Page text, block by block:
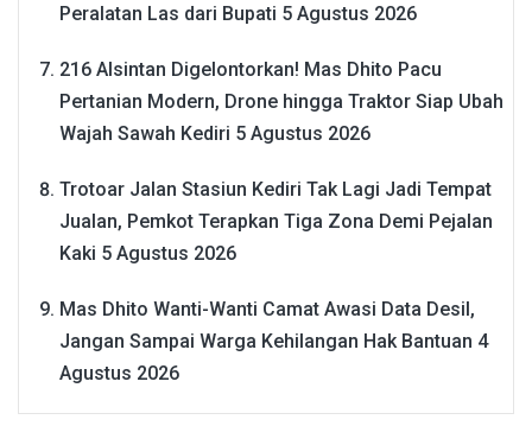
Peralatan Las dari Bupati 5 Agustus 2026
216 Alsintan Digelontorkan! Mas Dhito Pacu
Pertanian Modern, Drone hingga Traktor Siap Ubah
Wajah Sawah Kediri 5 Agustus 2026
Trotoar Jalan Stasiun Kediri Tak Lagi Jadi Tempat
Jualan, Pemkot Terapkan Tiga Zona Demi Pejalan
Kaki 5 Agustus 2026
Mas Dhito Wanti-Wanti Camat Awasi Data Desil,
Jangan Sampai Warga Kehilangan Hak Bantuan 4
Agustus 2026